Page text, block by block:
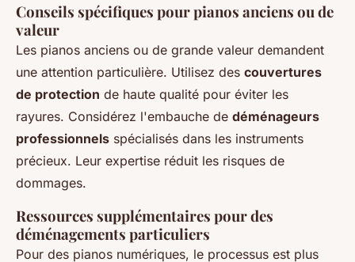
Conseils spécifiques pour pianos anciens ou de
valeur
Les pianos anciens ou de grande valeur demandent
une attention particulière. Utilisez des couvertures
de protection de haute qualité pour éviter les
rayures. Considérez l'embauche de déménageurs
professionnels spécialisés dans les instruments
précieux. Leur expertise réduit les risques de
dommages.
Ressources supplémentaires pour des
déménagements particuliers
Pour des pianos numériques, le processus est plus